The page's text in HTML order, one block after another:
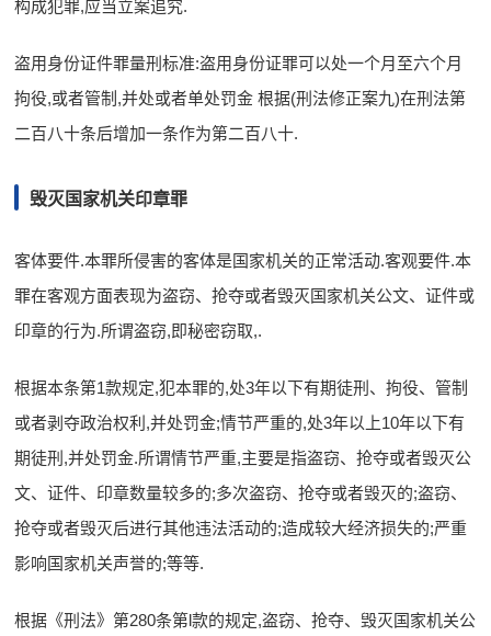
构成犯罪,应当立案追究.
盗用身份证件罪量刑标准:盗用身份证罪可以处一个月至六个月
拘役,或者管制,并处或者单处罚金 根据(刑法修正案九)在刑法第
二百八十条后增加一条作为第二百八十.
毁灭国家机关印章罪
客体要件.本罪所侵害的客体是国家机关的正常活动.客观要件.本
罪在客观方面表现为盗窃、抢夺或者毁灭国家机关公文、证件或
印章的行为.所谓盗窃,即秘密窃取,.
根据本条第1款规定,犯本罪的,处3年以下有期徒刑、拘役、管制
或者剥夺政治权利,并处罚金;情节严重的,处3年以上10年以下有
期徒刑,并处罚金.所谓情节严重,主要是指盗窃、抢夺或者毁灭公
文、证件、印章数量较多的;多次盗窃、抢夺或者毁灭的;盗窃、
抢夺或者毁灭后进行其他违法活动的;造成较大经济损失的;严重
影响国家机关声誉的;等等.
根据《刑法》第280条第l款的规定,盗窃、抢夺、毁灭国家机关公